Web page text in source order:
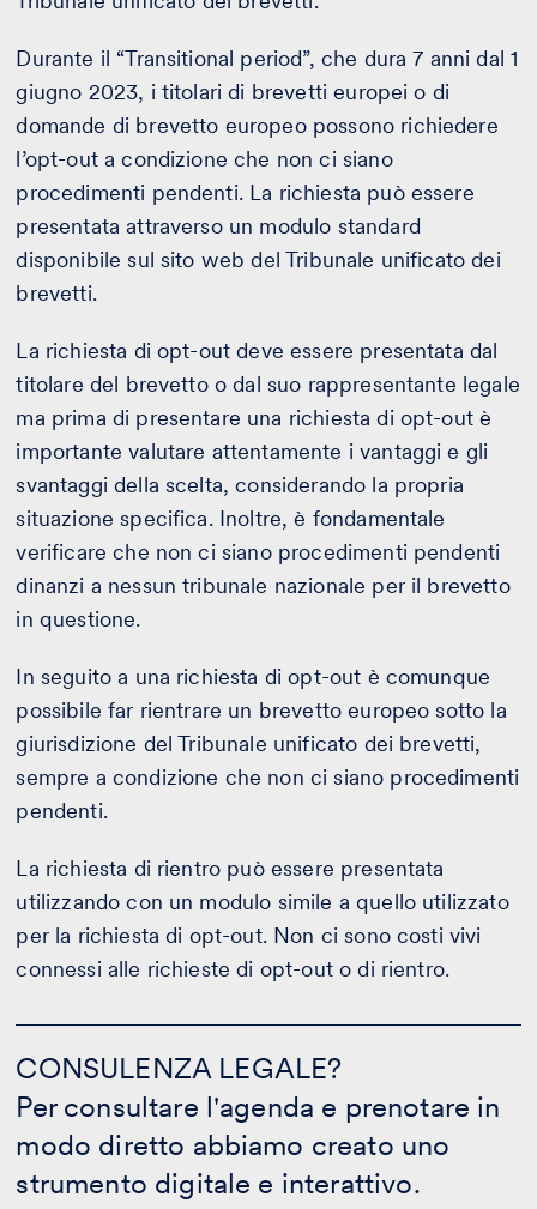
Durante il “Transitional period”, che dura 7 anni dal 1
giugno 2023, i titolari di brevetti europei o di
domande di brevetto europeo possono richiedere
l’opt-out a condizione che non ci siano
procedimenti pendenti. La richiesta può essere
presentata attraverso un modulo standard
disponibile sul sito web del Tribunale unificato dei
brevetti.
La richiesta di opt-out deve essere presentata dal
titolare del brevetto o dal suo rappresentante legale
ma prima di presentare una richiesta di opt-out è
importante valutare attentamente i vantaggi e gli
svantaggi della scelta, considerando la propria
situazione specifica. Inoltre, è fondamentale
verificare che non ci siano procedimenti pendenti
dinanzi a nessun tribunale nazionale per il brevetto
in questione.
In seguito a una richiesta di opt-out è comunque
possibile far rientrare un brevetto europeo sotto la
giurisdizione del Tribunale unificato dei brevetti,
sempre a condizione che non ci siano procedimenti
pendenti.
La richiesta di rientro può essere presentata
utilizzando con un modulo simile a quello utilizzato
per la richiesta di opt-out. Non ci sono costi vivi
connessi alle richieste di opt-out o di rientro.
CONSULENZA LEGALE?
Per consultare l'agenda e prenotare in
modo diretto abbiamo creato uno
strumento digitale e interattivo.
LEGALE?
-
CERCA
AGENDA